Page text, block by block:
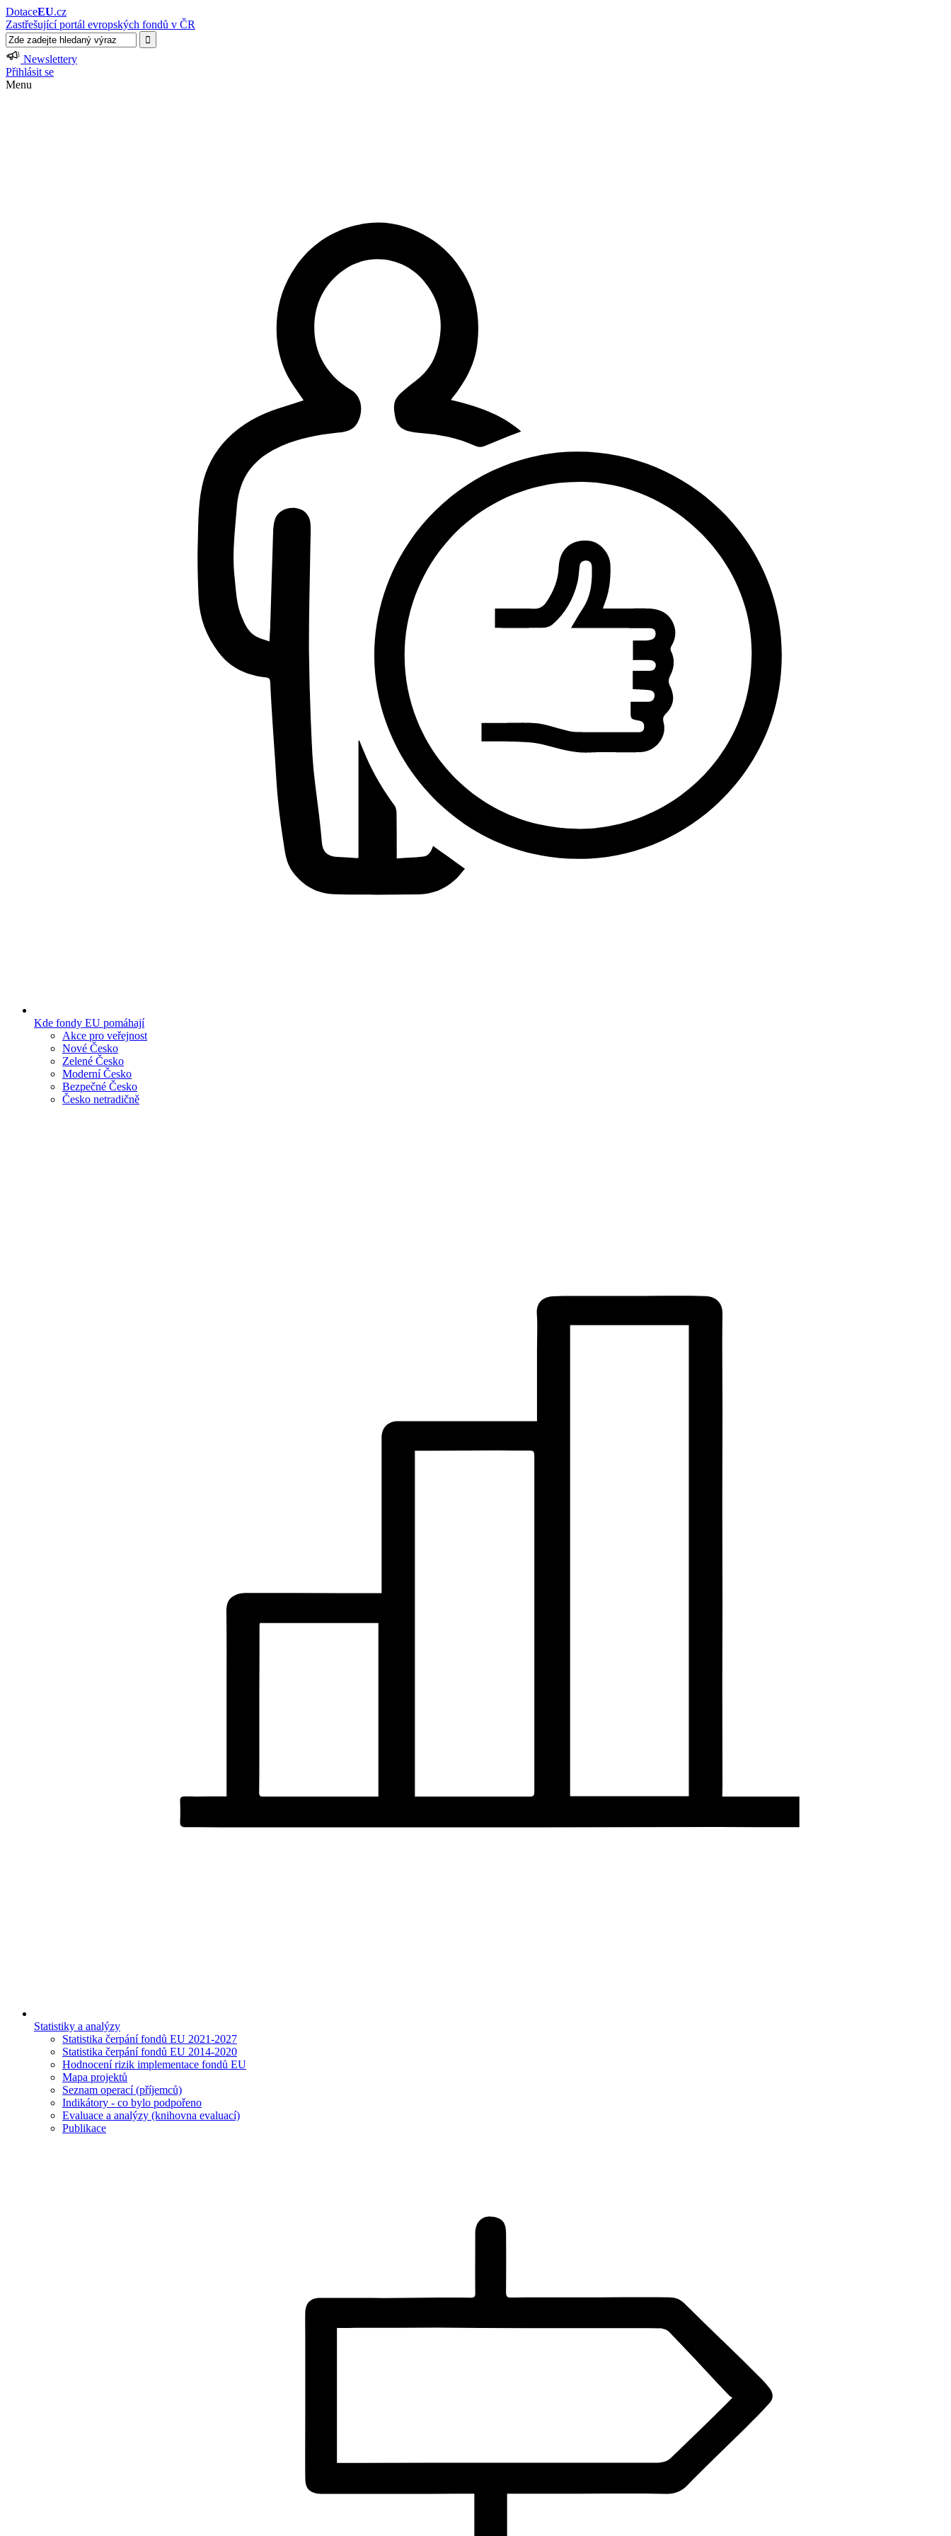
DotaceEU.cz
Zastřešující portál evropských fondů v ČR
Newslettery
Přihlásit se
Menu
Kde fondy EU pomáhají
Akce pro veřejnost
Nové Česko
Zelené Česko
Moderní Česko
Bezpečné Česko
Česko netradičně
Statistiky a analýzy
Statistika čerpání fondů EU 2021-2027
Statistika čerpání fondů EU 2014-2020
Hodnocení rizik implementace fondů EU
Mapa projektů
Seznam operací (příjemců)
Indikátory - co bylo podpořeno
Evaluace a analýzy (knihovna evaluací)
Publikace